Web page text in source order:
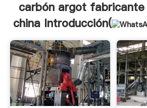
carbón argot fabricante
china Introducción(